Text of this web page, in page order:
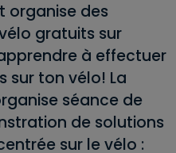
organise des
gratuits sur
à effectuer
sur ton vélo! La
séance de
de solutions
sur le vélo :